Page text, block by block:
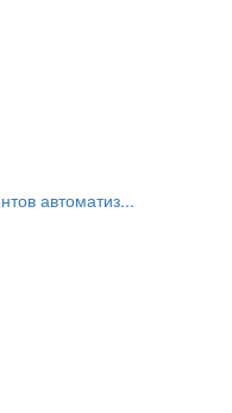
автоматиз...